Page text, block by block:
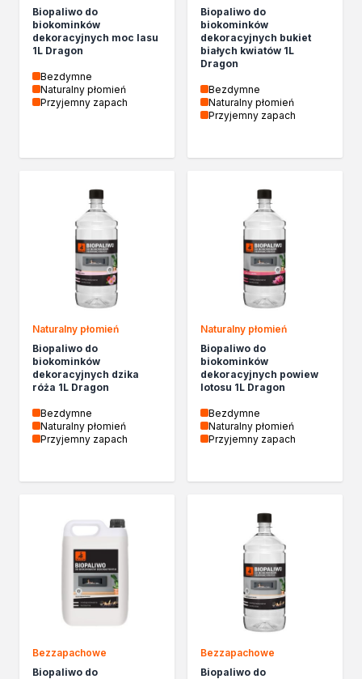
Silikony
Piany
Pozostałe
Rozcieńczalniki ogólnego stosowania
Rozcieńczalniki specjalistyczne
Ochrona i dekoracja
Lakierobejce
Farby w aerozolu
Impregnaty dekoracyjny do drewna
Impregnaty specjalistyczne
Impregnaty do drewna konstrukcyjnego
Remont
Folie w płynie
Masy szpachlowe budowlane
Impregnaty do drewna konstrukcyjnego
Impregnaty dekoracyjny do drewna
Projekty DIY
Lakiery dekoracyjne
Domowe porządki
Motoryzacja i reperacja
Artykuły sezonowe
Biopaliwo do
biokominków
dekoracyjnych moc lasu
1L Dragon
Bezdymne
Naturalny płomień
Przyjemny zapach
Biopaliwo do
biokominków
dekoracyjnych bukiet
białych kwiatów 1L
Dragon
Bezdymne
Naturalny płomień
Przyjemny zapach
Naturalny płomień
Biopaliwo do
biokominków
dekoracyjnych dzika
róża 1L Dragon
Bezdymne
Naturalny płomień
Przyjemny zapach
Naturalny płomień
Biopaliwo do
biokominków
dekoracyjnych powiew
lotosu 1L Dragon
Bezdymne
Naturalny płomień
Przyjemny zapach
Bezzapachowe
Biopaliwo do
Bezzapachowe
Biopaliwo do